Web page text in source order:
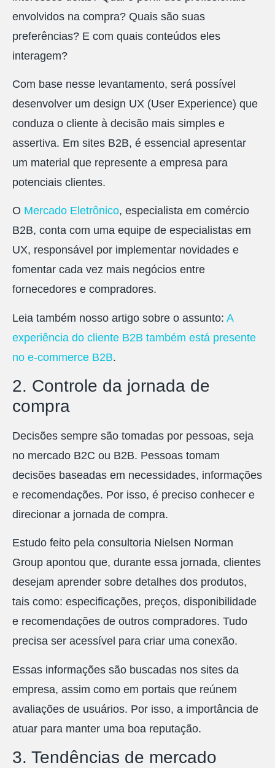
envolvidos na compra? Quais são suas
preferências? E com quais conteúdos eles
interagem?
Com base nesse levantamento, será possível
desenvolver um design UX (User Experience) que
conduza o cliente à decisão mais simples e
assertiva. Em sites B2B, é essencial apresentar
um material que represente a empresa para
potenciais clientes.
O Mercado Eletrônico, especialista em comércio
B2B, conta com uma equipe de especialistas em
UX, responsável por implementar novidades e
fomentar cada vez mais negócios entre
fornecedores e compradores.
Leia também nosso artigo sobre o assunto: A
experiência do cliente B2B também está presente
no e-commerce B2B.
2. Controle da jornada de
compra
Decisões sempre são tomadas por pessoas, seja
no mercado B2C ou B2B. Pessoas tomam
decisões baseadas em necessidades, informações
e recomendações. Por isso, é preciso conhecer e
direcionar a jornada de compra.
Estudo feito pela consultoria Nielsen Norman
Group apontou que, durante essa jornada, clientes
desejam aprender sobre detalhes dos produtos,
tais como: especificações, preços, disponibilidade
e recomendações de outros compradores. Tudo
precisa ser acessível para criar uma conexão.
Essas informações são buscadas nos sites da
empresa, assim como em portais que reúnem
avaliações de usuários. Por isso, a importância de
atuar para manter uma boa reputação.
3. Tendências de mercado